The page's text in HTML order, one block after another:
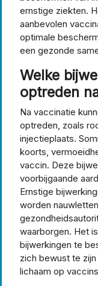
ernstige ziekten.
aanbevolen
optimale
een gezonde
Welke
optreden
Na vaccinatie
optreden, zoals
injectieplaats.
koorts,
vaccin. Deze
voorbijgaande
Ernstige
worden
waarborgen. Het
bijwerkingen te
zich bewust te
lichaam op